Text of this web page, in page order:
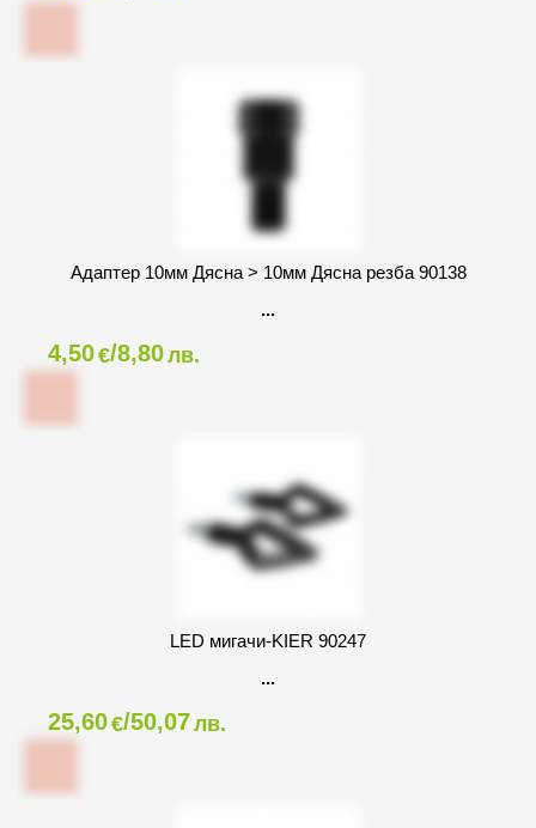
Адаптер 10мм Дясна > 10мм Дясна резба 90138
4,50€/8,80лв.
LED мигачи-KIER 90247
25,60€/50,07лв.